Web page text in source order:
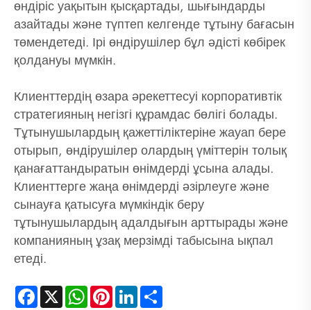
өндіріс уақытын қысқартады, шығындарды
азайтады және түптеп келгенде тұтыну бағасын
төмендетеді. Ірі өндірушілер бұл әдісті көбірек
қолдануы мүмкін.
Клиенттердің өзара әрекеттесуі корпоративтік
стратегияның негізгі құрамдас бөлігі болады.
Тұтынушылардың қажеттіліктеріне жауап бере
отырып, өндірушілер олардың үміттерін толық
қанағаттандыратын өнімдерді ұсына алады.
Клиенттерге жаңа өнімдерді әзірлеуге және
сынауға қатысуға мүмкіндік беру
тұтынушылардың адалдығын арттырады және
компанияның ұзақ мерзімді табысына ықпал
етеді.
Facebook
X WhatsApp
PinterestLinkedIn